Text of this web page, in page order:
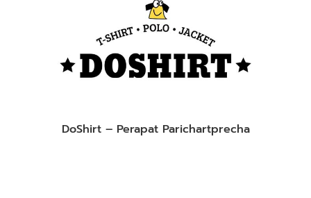
DoShirt – Perapat Parichartprecha